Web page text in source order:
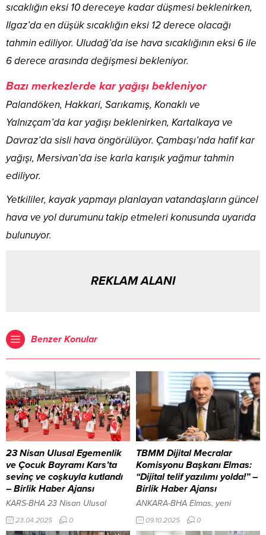
sıcaklığın eksi 10 dereceye kadar düşmesi beklenirken,
Ilgaz’da en düşük sıcaklığın eksi 12 derece olacağı
tahmin ediliyor. Uludağ’da ise hava sıcaklığının eksi 6 ile
6 derece arasında değişmesi bekleniyor.
Bazı merkezlerde kar yağışı bekleniyor
Palandöken, Hakkari, Sarıkamış, Konaklı ve
Yalnızçam’da kar yağışı beklenirken, Kartalkaya ve
Davraz’da sisli hava öngörülüyor. Çambaşı’nda hafif kar
yağışı, Mersivan’da ise karla karışık yağmur tahmin
ediliyor.
Yetkililer, kayak yapmayı planlayan vatandaşların güncel
hava ve yol durumunu takip etmeleri konusunda uyarıda
bulunuyor.
REKLAM ALANI
Benzer Konular
23 Nisan Ulusal Egemenlik
ve Çocuk Bayramı Kars’ta
sevinç ve coşkuyla kutlandı
– Birlik Haber Ajansı
KARS-BHA 23 Nisan Ulusal
Egemenlik ve Çocuk Bayramı tüm
yurtta olduğu gibi Kars’ta da
23.04.2025 0
TBMM Dijital Mecralar
Komisyonu Başkanı Elmas:
“Dijital telif yazılımı yolda!” –
Birlik Haber Ajansı
ANKARA-BHA Elmas, yeni
dönemde “Bir haberi kim üretti,
ilk cümleyi kim kurdu, nerede
09.10.2025 0